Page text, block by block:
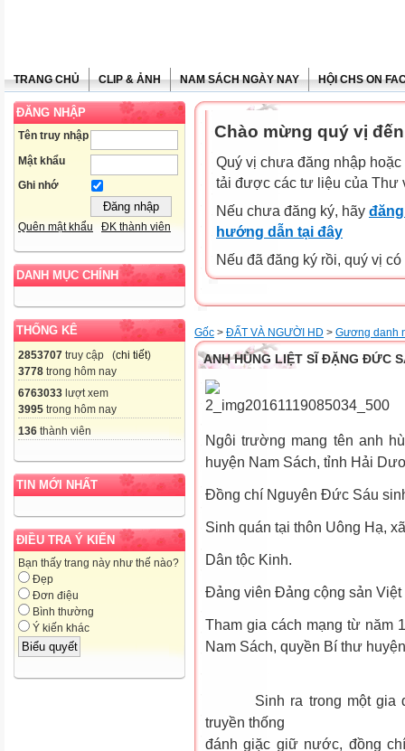
TRANG CHỦ CLIP & ẢNH NAM SÁCH NGÀY NAY HỘI CHS ON
ĐĂNG NHẬP
Tên truy nhập
Mật khẩu
Ghi nhớ
Quên mật khẩu ĐK thành viên
DANH MỤC CHÍNH
THỐNG KÊ
2853707 truy cập (chi tiết)
3778 trong hôm nay
6763033 lượt xem
3995 trong hôm nay
136 thành viên
TIN MỚI NHẤT
ĐIỀU TRA Ý KIẾN
Bạn thấy trang này như thế nào?
Đẹp
Đơn điệu
Bình thường
Ý kiến khác
Chào mừng quý vị đến
Quý vị chưa đăng nhập
tải được các tư liệu của Thư
Nếu chưa đăng ký, hãy
hướng dẫn tại đây
Nếu đã đăng ký rồi, quý vị
Gốc > ĐẤT VÀ NGƯỜI HD > Gương danh
ANH HÙNG LIỆT SĨ ĐẶNG ĐỨC
Ngôi trường mang tên anh
huyện Nam Sách, tỉnh Hải
Đồng chí Nguyên Đức Sáu
Sinh quán tại thôn Uông Hạ,
Dân tộc Kinh.
Đảng viên Đảng cộng sản Việt
Tham gia cách mạng từ năm
Nam Sách, quyền Bí thư
Sinh ra trong một gia
truyền thống
đánh giặc giữ nước, đồng